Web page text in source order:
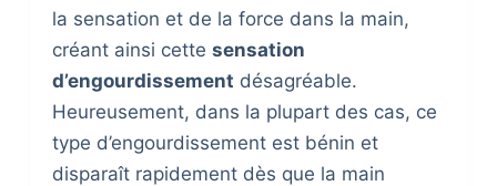
la sensation et de la force dans la main,
créant ainsi cette sensation
d’engourdissement désagréable.
Heureusement, dans la plupart des cas, ce
type d’engourdissement est bénin et
disparaît rapidement dès que la main